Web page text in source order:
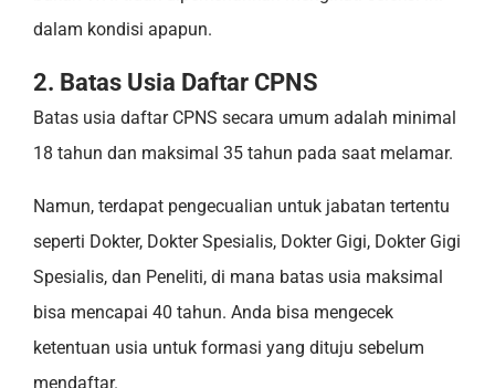
dalam kondisi apapun.
2. Batas Usia Daftar CPNS
Batas usia daftar CPNS secara umum adalah minimal
18 tahun dan maksimal 35 tahun pada saat melamar.
Namun, terdapat pengecualian untuk jabatan tertentu
seperti Dokter, Dokter Spesialis, Dokter Gigi, Dokter Gigi
Spesialis, dan Peneliti, di mana batas usia maksimal
bisa mencapai 40 tahun. Anda bisa mengecek
ketentuan usia untuk formasi yang dituju sebelum
mendaftar.